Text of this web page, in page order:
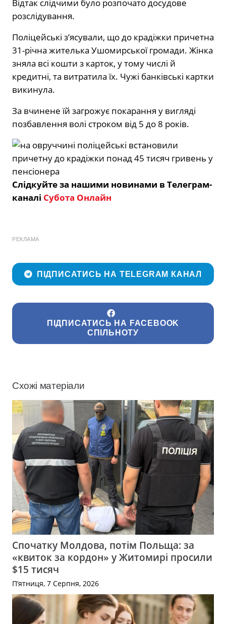
Відтак слідчими було розпочато досудове
розслідування.
Поліцейські з’ясували, що до крадіжки причетна
31-річна жителька Ушомирської громади. Жінка
зняла всі кошти з карток, у тому числі й
кредитні, та витратила їх. Чужі банківські картки
викинула.
За вчинене їй загрожує покарання у вигляді
позбавлення волі строком від 5 до 8 років.
Слідкуйте за нашими новинами в Телеграм-
каналі Субота Онлайн
РЕКЛАМА
ПІДПИСАТИСЬ НА TELEGRAM КАНАЛ
ПІДПИСАТИСЬ НА FACEBOOK
СПІЛЬНОТУ
Схожі матеріали
Спочатку Молдова, потім Польща: за
«квиток за кордон» у Житомирі просили
$15 тисяч
П’ятниця, 7 Серпня, 2026